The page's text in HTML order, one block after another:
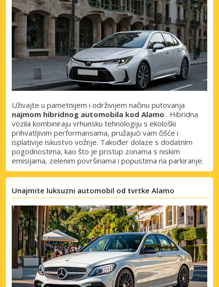
Uživajte u pametnijem i održivijem načinu putovanja
najmom hibridnog automobila kod Alamo . Hibridna
vozila kombiniraju vrhunsku tehnologiju s ekološki
prihvatljivim performansama, pružajući vam čišće i
isplativije iskustvo vožnje. Također dolaze s dodatnim
pogodnostima, kao što je pristup zonama s niskim
emisijama, zelenim površinama i popustima na parkiranje.
Unajmite luksuzni automobil od tvrtke Alamo
Posebni popusti
Pristupite ekskluzivnim ponudama naših
dobavljača
Prijava putem eLinka